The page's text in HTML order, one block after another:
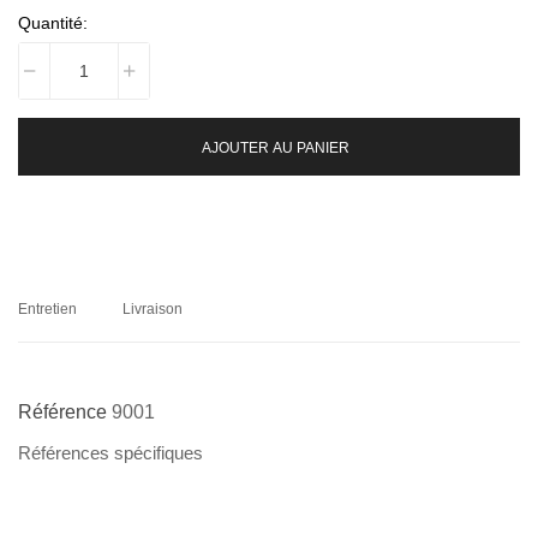
Quantité:
AJOUTER AU PANIER
Entretien Livraison
Référence 9001
Références spécifiques